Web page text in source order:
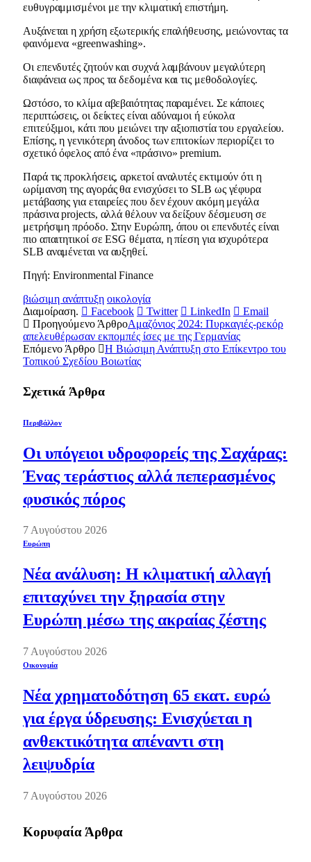
ευθυγραμμισμένοι με την κλιματική επιστήμη.
Αυξάνεται η χρήση εξωτερικής επαλήθευσης, μειώνοντας τα
φαινόμενα «greenwashing».
Οι επενδυτές ζητούν και συχνά λαμβάνουν μεγαλύτερη
διαφάνεια ως προς τα δεδομένα και τις μεθοδολογίες.
Ωστόσο, το κλίμα αβεβαιότητας παραμένει. Σε κάποιες
περιπτώσεις, οι δείκτες είναι αδύναμοι ή εύκολα
επιτεύξιμοι, κάτι που μειώνει την αξιοπιστία του εργαλείου.
Επίσης, η γενικότερη άνοδος των επιτοκίων περιορίζει το
σχετικό όφελος από ένα «πράσινο» premium.
Παρά τις προκλήσεις, αρκετοί αναλυτές εκτιμούν ότι η
ωρίμανση της αγοράς θα ενισχύσει το SLB ως γέφυρα
μετάβασης για εταιρείες που δεν έχουν ακόμη μεγάλα
πράσινα projects, αλλά θέλουν να δείξουν δέσμευση σε
μετρήσιμη πρόοδο. Στην Ευρώπη, όπου οι επενδυτές είναι
πιο απαιτητικοί σε ESG θέματα, η πίεση για ισχυρότερα
SLB αναμένεται να αυξηθεί.
Πηγή: Environmental Finance
βιώσιμη ανάπτυξη οικολογία
Διαμοίραση.
Facebook Twitter LinkedIn
Email
Προηγούμενο ΆρθροΑμαζόνιος 2024: Πυρκαγιές-ρεκόρ
απελευθέρωσαν εκπομπές ίσες με της Γερμανίας
Επόμενο Άρθρο
Η Βιώσιμη Ανάπτυξη στο Επίκεντρο του
Τοπικού Σχεδίου Βοιωτίας
Σχετικά Άρθρα
Περιβάλλον
Οι υπόγειοι υδροφορείς της Σαχάρας:
Ένας τεράστιος αλλά πεπερασμένος
φυσικός πόρος
7 Αυγούστου 2026
Ευρώπη
Νέα ανάλυση: Η κλιματική αλλαγή
επιταχύνει την ξηρασία στην
Ευρώπη μέσω της ακραίας ζέστης
7 Αυγούστου 2026
Οικονομία
Νέα χρηματοδότηση 65 εκατ. ευρώ
για έργα ύδρευσης: Ενισχύεται η
ανθεκτικότητα απέναντι στη
λειψυδρία
7 Αυγούστου 2026
Κορυφαία Άρθρα